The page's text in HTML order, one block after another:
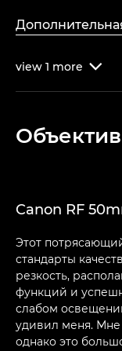
view 1 more 
Canon RF
Этот
стандарты
резкость,
функций и
слабом
удивил меня. Мне
однако это